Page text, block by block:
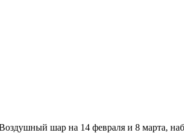
шар на 14 февраля и 8 марта,